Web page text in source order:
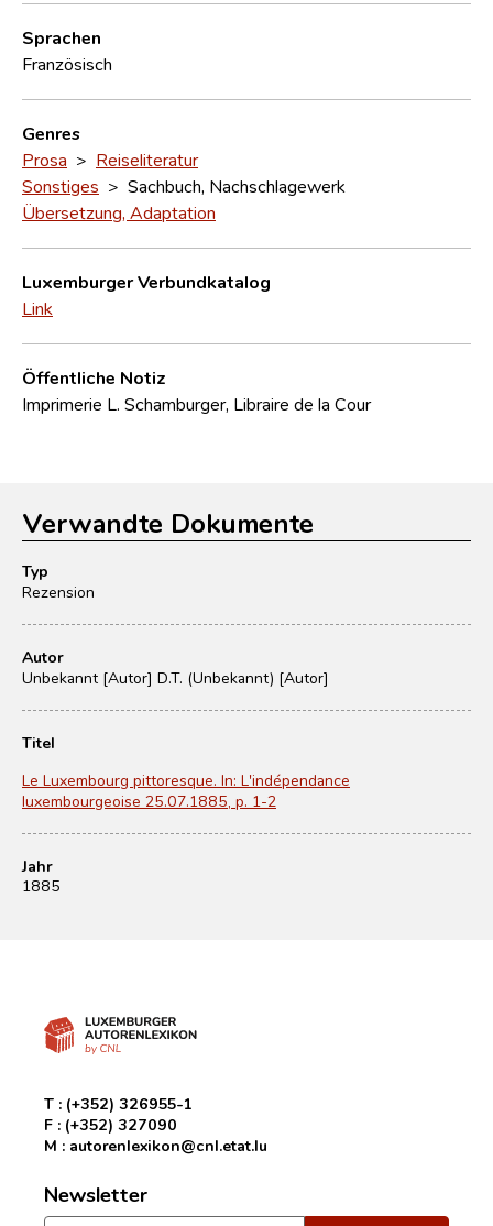
Sprachen
Französisch
Genres
Prosa > Reiseliteratur
Sonstiges > Sachbuch, Nachschlagewerk
Übersetzung, Adaptation
Luxemburger Verbundkatalog
Link
Öffentliche Notiz
Imprimerie L. Schamburger, Libraire de la Cour
Verwandte Dokumente
Typ
Rezension
Autor
Unbekannt [Autor] D.T. (Unbekannt) [Autor]
Titel
Le Luxembourg pittoresque. In: L'indépendance
luxembourgeoise 25.07.1885, p. 1-2
Jahr
1885
T : (+352) 326955-1
F : (+352) 327090
M : autorenlexikon@cnl.etat.lu
Newsletter